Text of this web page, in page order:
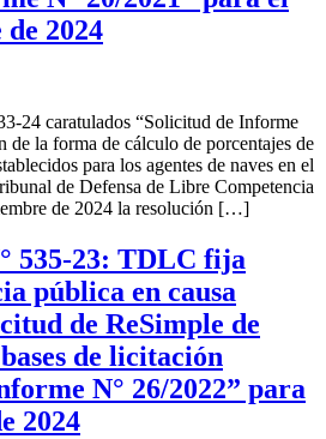
2024
24 caratulados “Solicitud de Informe
la forma de cálculo de porcentajes de
para los agentes de naves en el
de Defensa de Libre Competencia
de 2024 la resolución […]
535-23: TDLC fija
pública en causa
de ReSimple de
de licitación
N° 26/2022” para
2024